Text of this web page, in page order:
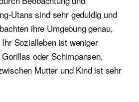
Utans sind sehr geduldig und
ihre Umgebung genau,
Sozialleben ist weniger
oder Schimpansen,
Mutter und Kind ist sehr